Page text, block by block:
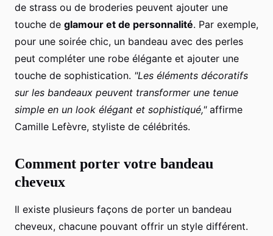
de strass ou de broderies peuvent ajouter une
touche de glamour et de personnalité. Par exemple,
pour une soirée chic, un bandeau avec des perles
peut compléter une robe élégante et ajouter une
touche de sophistication. "Les éléments décoratifs
sur les bandeaux peuvent transformer une tenue
simple en un look élégant et sophistiqué,"affirme
Camille Lefèvre, styliste de célébrités.
Comment porter votre bandeau
cheveux
Il existe plusieurs façons de porter un bandeau
cheveux, chacune pouvant offrir un style différent.